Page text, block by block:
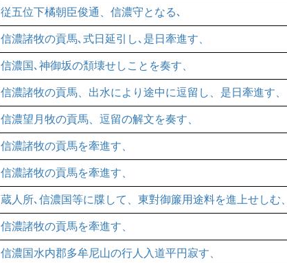
従五位下橘朝臣俊通、信濃守となる､
信濃諸牧の貢馬､式日延引し､是日牽進す、
信濃国､神御坂の頽壊せしことを奏す、
信濃諸牧の貢馬、出水により途中に逗留し、是日牽進す、
信濃望月牧の貢馬、逗留の解文を奏す、
信濃諸牧の貢馬を牽進す、
信濃諸牧の貢馬を牽進す、
蔵人所､信濃国等に牒して、東對御簾用途料を進上せしむ、
信濃諸牧の貢馬を牽進す、
信濃国水内郡多牟尼山の行人入道平円寂す、